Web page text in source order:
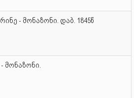
- მონაზონი. დაბ. 1845წ
მონაზონი.